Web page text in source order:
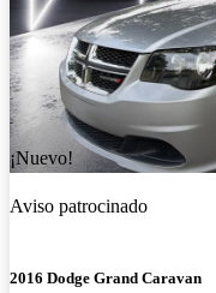
¡Nuevo!
Aviso patrocinado
2016 Dodge Grand Caravan